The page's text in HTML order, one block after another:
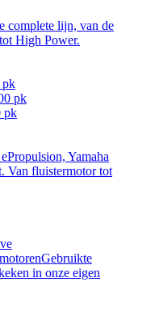
complete lijn, van de
High Power.
pk
pk
pk
Yamaha
Van fluistermotor tot
Gebruikte
in onze eigen